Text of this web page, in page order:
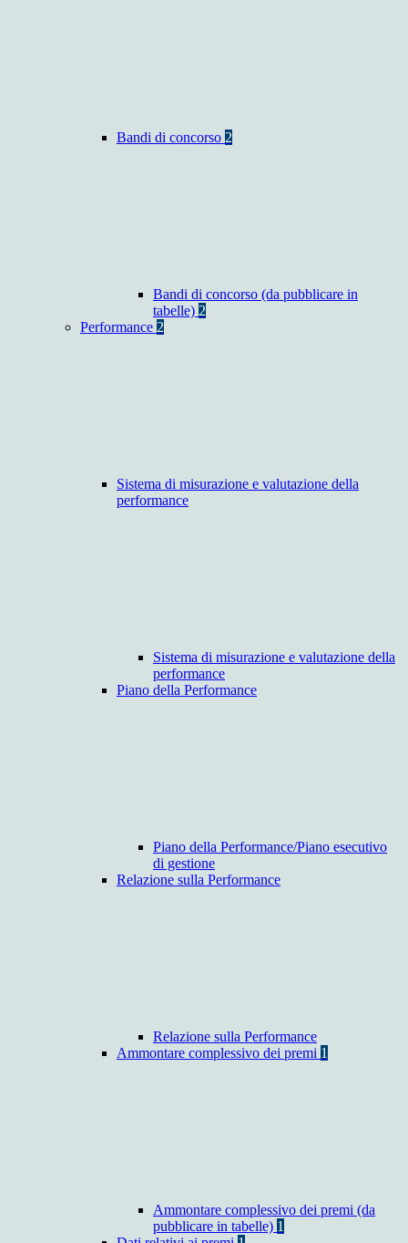
Bandi di concorso 2
Bandi di concorso (da pubblicare in
tabelle) 2
Performance 2
Sistema di misurazione e valutazione della
performance
Sistema di misurazione e valutazione della
performance
Piano della Performance
Piano della Performance/Piano esecutivo
di gestione
Relazione sulla Performance
Relazione sulla Performance
Ammontare complessivo dei premi 1
Ammontare complessivo dei premi (da
pubblicare in tabelle) 1